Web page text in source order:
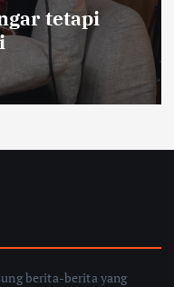
HUT RI, KAI
Promo
berita-berita yang